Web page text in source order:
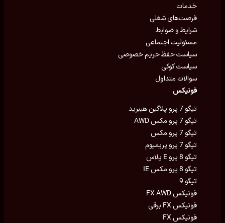
خدمات
فرصت‌های شغلی
شرایط و ضوابط
مسئولیت اجتماعی
سیاست حفظ حریم خصوصی
سیاست کوکی
سوالات متداول
فونیکس
تیگو 7 پرو پلاگین هیبرید
تیگو 7 پرو مکس AWD
تیگو 7 پرو مکس
تیگو 7 پرو پریمیوم
تیگو 8 پرو E پلاس
تیگو 8 پرو مکس IE
تیگو 9
فونیکس FX AWD
فونیکس FX برقی
فونیکس FX